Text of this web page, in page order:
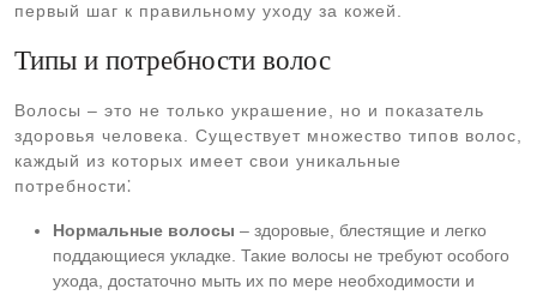
первый шаг к правильному уходу за кожей.
Типы и потребности волос
Волосы – это не только украшение, но и показатель
здоровья человека. Существует множество типов волос,
каждый из которых имеет свои уникальные
потребности⁚
Нормальные волосы – здоровые, блестящие и легко
поддающиеся укладке. Такие волосы не требуют особого
ухода, достаточно мыть их по мере необходимости и